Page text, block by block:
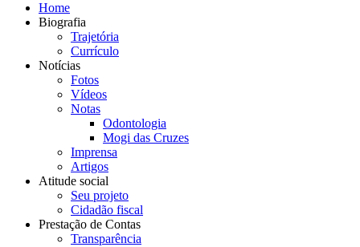
Home
Biografia
Trajetória
Currículo
Notícias
Fotos
Vídeos
Notas
Odontologia
Mogi das Cruzes
Imprensa
Artigos
Atitude social
Seu projeto
Cidadão fiscal
Prestação de Contas
Transparência